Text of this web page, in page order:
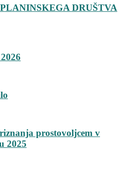
DRUŠTVA
prostovoljcem v
2025